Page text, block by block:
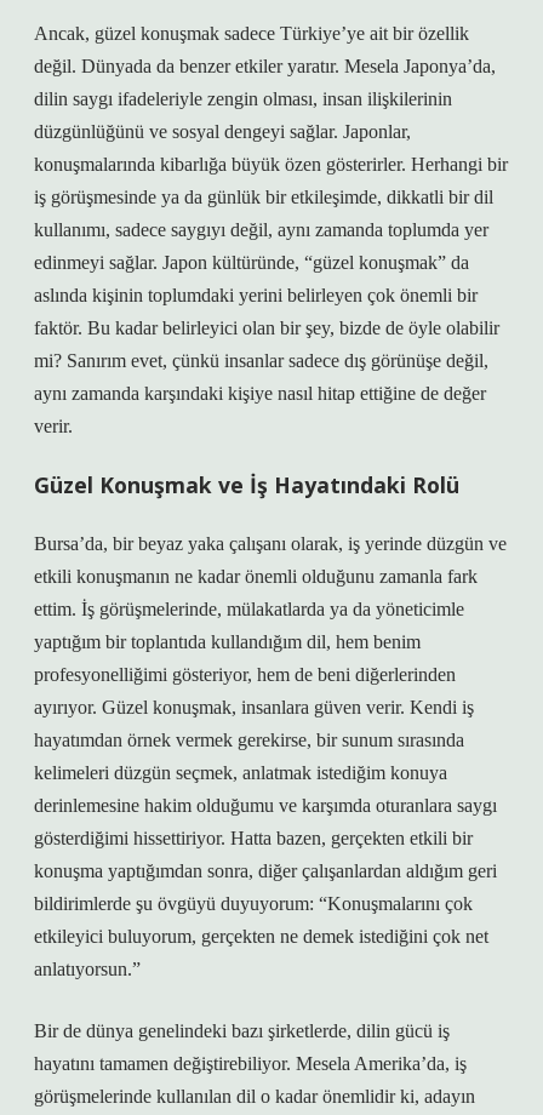
Ancak, güzel konuşmak sadece Türkiye’ye ait bir özellik
değil. Dünyada da benzer etkiler yaratır. Mesela Japonya’da,
dilin saygı ifadeleriyle zengin olması, insan ilişkilerinin
düzgünlüğünü ve sosyal dengeyi sağlar. Japonlar,
konuşmalarında kibarlığa büyük özen gösterirler. Herhangi bir
iş görüşmesinde ya da günlük bir etkileşimde, dikkatli bir dil
kullanımı, sadece saygıyı değil, aynı zamanda toplumda yer
edinmeyi sağlar. Japon kültüründe, “güzel konuşmak” da
aslında kişinin toplumdaki yerini belirleyen çok önemli bir
faktör. Bu kadar belirleyici olan bir şey, bizde de öyle olabilir
mi? Sanırım evet, çünkü insanlar sadece dış görünüşe değil,
aynı zamanda karşındaki kişiye nasıl hitap ettiğine de değer
verir.
Güzel Konuşmak ve İş Hayatındaki Rolü
Bursa’da, bir beyaz yaka çalışanı olarak, iş yerinde düzgün ve
etkili konuşmanın ne kadar önemli olduğunu zamanla fark
ettim. İş görüşmelerinde, mülakatlarda ya da yöneticimle
yaptığım bir toplantıda kullandığım dil, hem benim
profesyonelliğimi gösteriyor, hem de beni diğerlerinden
ayırıyor. Güzel konuşmak, insanlara güven verir. Kendi iş
hayatımdan örnek vermek gerekirse, bir sunum sırasında
kelimeleri düzgün seçmek, anlatmak istediğim konuya
derinlemesine hakim olduğumu ve karşımda oturanlara saygı
gösterdiğimi hissettiriyor. Hatta bazen, gerçekten etkili bir
konuşma yaptığımdan sonra, diğer çalışanlardan aldığım geri
bildirimlerde şu övgüyü duyuyorum: “Konuşmalarını çok
etkileyici buluyorum, gerçekten ne demek istediğini çok net
anlatıyorsun.”
Bir de dünya genelindeki bazı şirketlerde, dilin gücü iş
hayatını tamamen değiştirebiliyor. Mesela Amerika’da, iş
görüşmelerinde kullanılan dil o kadar önemlidir ki, adayın